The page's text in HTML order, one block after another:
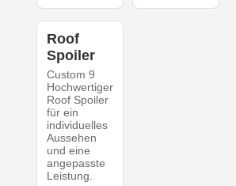
Roof
Spoiler
Custom 9
Hochwertiger
Roof Spoiler
für ein
individuelles
Aussehen
und eine
angepasste
Leistung.